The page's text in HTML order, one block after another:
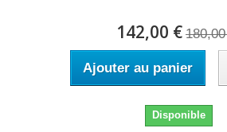
142,00 €
Ajouter au panier
Disponible